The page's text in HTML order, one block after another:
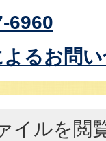
6960
るお問
イルを閲